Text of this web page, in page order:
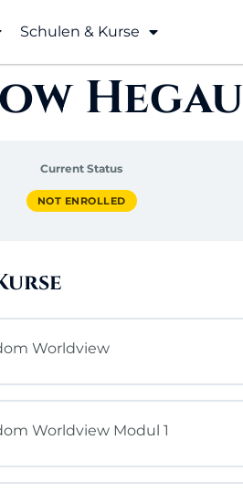
Schulen & Kurse
Hegau
Current Status
NOT ENROLLED
Worldview
Worldview Modul 1